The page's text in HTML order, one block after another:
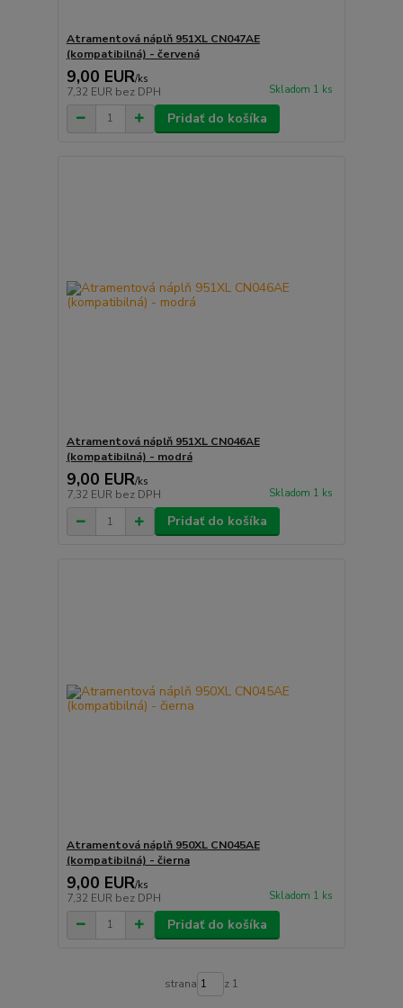
Atramentová náplň 951XL CN047AE
(kompatibilná) - červená
9,00 EUR/ks
7,32 EUR bez DPH Skladom 1 ks
Pridať do košíka
Atramentová náplň 951XL CN046AE
(kompatibilná) - modrá
9,00 EUR/ks
7,32 EUR bez DPH Skladom 1 ks
Pridať do košíka
Atramentová náplň 950XL CN045AE
(kompatibilná) - čierna
9,00 EUR/ks
7,32 EUR bez DPH Skladom 1 ks
Pridať do košíka
strana z 1